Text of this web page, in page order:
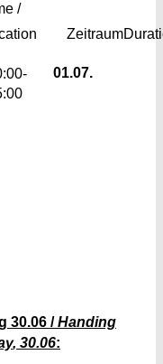
/
Zeitraum
01.07.
30.06 /Handing
, 30.06: